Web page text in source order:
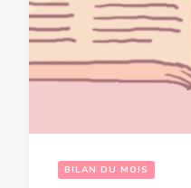
BILAN DU MOIS